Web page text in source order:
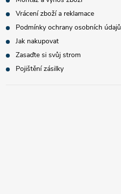
Vrácení zboží a reklamace
Podmínky ochrany osobních údajů
Jak nakupovat
Zasaďte si svůj strom
Pojištění zásilky